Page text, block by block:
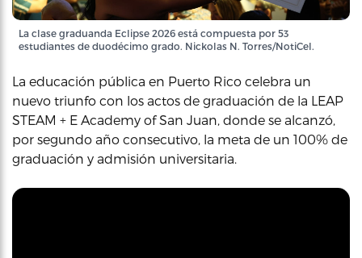
La clase graduanda Eclipse 2026 está compuesta por 53
estudiantes de duodécimo grado. Nickolas N. Torres/NotiCel.
La educación pública en Puerto Rico celebra un
nuevo triunfo con los actos de graduación de la LEAP
STEAM + E Academy of San Juan, donde se alcanzó,
por segundo año consecutivo, la meta de un 100% de
graduación y admisión universitaria.